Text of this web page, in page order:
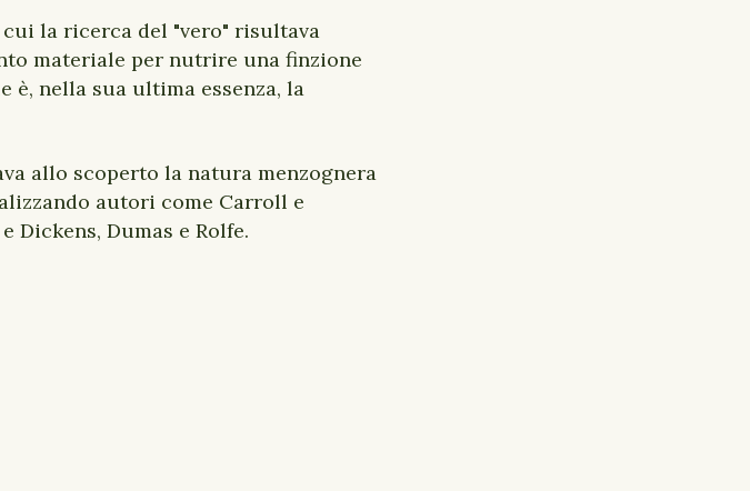
la ricerca del "vero" risultava
materiale per nutrire una finzione
è, nella sua ultima essenza, la
allo scoperto la natura menzognera
autori come Carroll e
Dickens, Dumas e Rolfe.